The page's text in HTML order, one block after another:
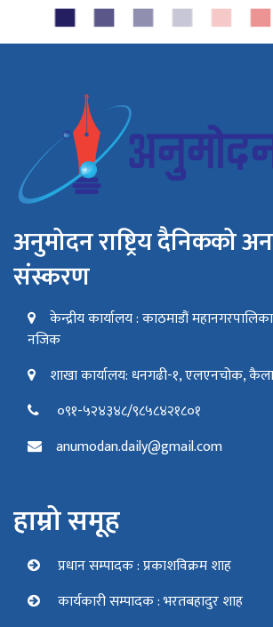
अनुमोदन राष्ट्रिय दैनिकको
संस्करण
केन्द्रीय कार्यालय : काठमाडौं
नजिक
शाखा कार्यालय: धनगढी-१, एलएनचोक,
०९१-५२४३४८/९८५८४२१८०१
anumodan.daily@gmail.com
हाम्रो समूह
प्रधान सम्पादक : प्रकाशविक्रम शाह
कार्यकारी सम्पादक : भरतबहादुर शाह